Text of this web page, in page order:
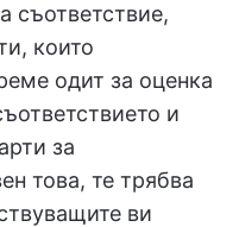
съответствие,
които
одит за оценка
и
за
това, те трябва
ви